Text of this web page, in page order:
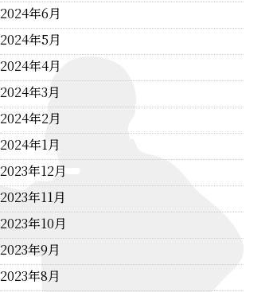
2024年6月
2024年5月
2024年4月
2024年3月
2024年2月
2024年1月
2023年12月
2023年11月
2023年10月
2023年9月
2023年8月